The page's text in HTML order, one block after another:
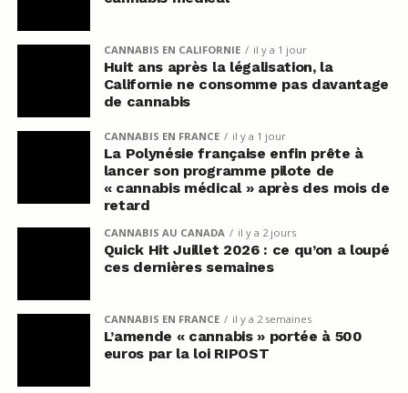
CANNABIS EN CALIFORNIE il y a 1 jour
Huit ans après la légalisation, la
Californie ne consomme pas davantage
de cannabis
CANNABIS EN FRANCE il y a 1 jour
La Polynésie française enfin prête à
lancer son programme pilote de
« cannabis médical » après des mois de
retard
CANNABIS AU CANADA il y a 2 jours
Quick Hit Juillet 2026 : ce qu’on a loupé
ces dernières semaines
CANNABIS EN FRANCE il y a 2 semaines
L’amende « cannabis » portée à 500
euros par la loi RIPOST